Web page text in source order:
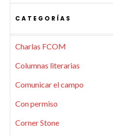
CATEGORÍAS
Charlas FCOM
Columnas literarias
Comunicar el campo
Con permiso
Corner Stone